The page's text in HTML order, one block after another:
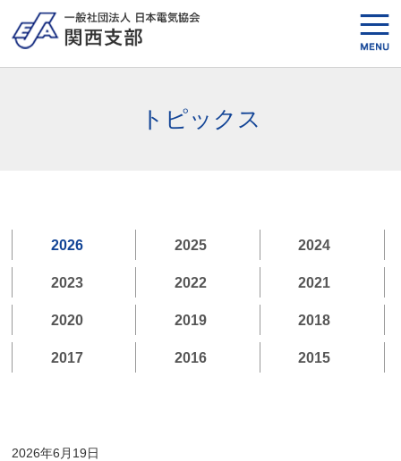
トピックス
2026 2025 2024
2023 2022 2021
2020 2019 2018
2017 2016 2015
2026年6月19日